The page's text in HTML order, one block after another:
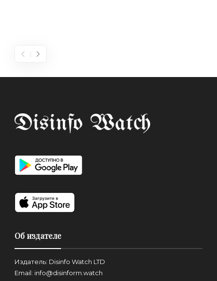
Об издателе
Издатель: Disinfo Watch LTD
Email: info@disinform.watch